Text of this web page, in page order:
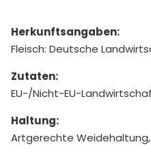
Herkunftsangaben:
Fleisch: Deutsche
Zutaten:
EU-/Nicht-EU-
Haltung:
Artgerechte